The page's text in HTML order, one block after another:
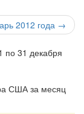
2012 года →
США за месяц